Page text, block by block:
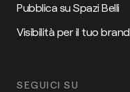
Pubblica su Spazi Belli
Visibilità per il tuo brand
SEGUICI SU